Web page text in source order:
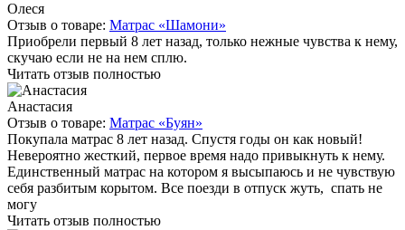
Олеся
Отзыв о товаре: Матрас «Шамони»
Приобрели первый 8 лет назад, только нежные чувства к нему,
скучаю если не на нем сплю.
Читать отзыв полностью
Анастасия
Отзыв о товаре: Матрас «Буян»
Покупала матрас 8 лет назад. Спустя годы он как новый!
Невероятно жесткий, первое время надо привыкнуть к нему.
Единственный матрас на котором я высыпаюсь и не чувствую
себя разбитым корытом. Все поезди в отпуск жуть, спать не
могу
Читать отзыв полностью